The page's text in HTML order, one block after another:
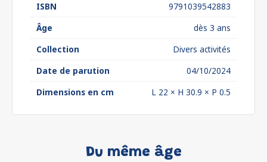
ISBN
9791039542883
Âge
dès 3 ans
Collection
Divers activités
Date de parution
04/10/2024
Dimensions en cm
L 22 × H 30.9 × P 0.5
Du même âge